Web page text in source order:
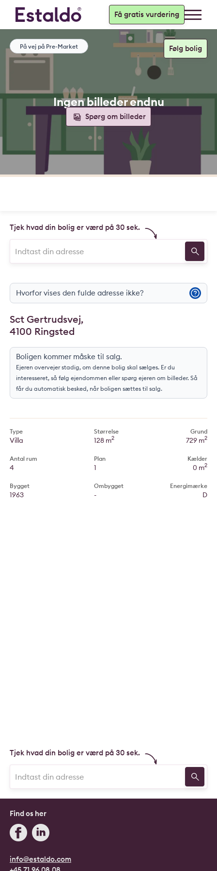
Få gratis vurdering
Ingen billeder endnu
Spørg om billeder
På vej på Pre-Market
Tjek hvad din bolig er værd på 30 sek.
Hvorfor vises den fulde adresse ikke?
Sct Gertrudsvej,
4100 Ringsted
Boligen kommer måske til salg.
Ejeren overvejer stadig, om denne bolig skal sælges. Er du
interesseret, så følg ejendommen eller spørg ejeren om billeder. Så
får du automatisk besked, når boligen sættes til salg.
Type
Villa
Antal rum
4
Bygget
1963
Størrelse
128 m2
Plan
1
Ombygget
-
Grund
729 m2
Kælder
0 m2
Energimærke
D
Tjek hvad din bolig er værd på 30 sek.
info@estaldo.com
Find os her